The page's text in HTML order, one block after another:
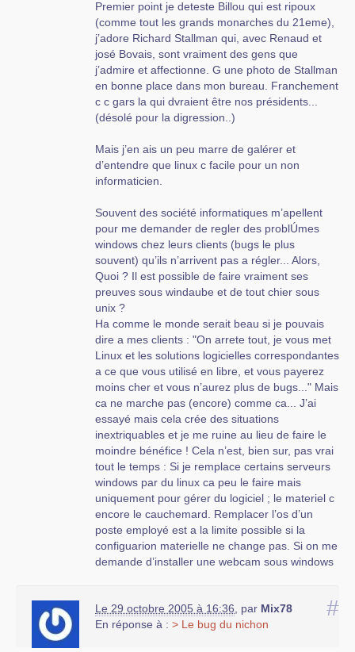
Premier point je deteste Billou qui est ripoux
(comme tout les grands monarches du 21eme),
j’adore Richard Stallman qui, avec Renaud et
josé Bovais, sont vraiment des gens que
j’admire et affectionne. G une photo de Stallman
en bonne place dans mon bureau. Franchement
c c gars la qui dvraient être nos présidents...
(désolé pour la digression..)
Mais j’en ais un peu marre de galérer et
d’entendre que linux c facile pour un non
informaticien.
Souvent des société informatiques m’apellent
pour me demander de regler des problÚmes
windows chez leurs clients (bugs le plus
souvent) qu’ils n’arrivent pas a régler... Alors,
Quoi ? Il est possible de faire vraiment ses
preuves sous windaube et de tout chier sous
unix ?
Ha comme le monde serait beau si je pouvais
dire a mes clients : "On arrete tout, je vous met
Linux et les solutions logicielles correspondantes
a ce que vous utilisé en libre, et vous payerez
moins cher et vous n’aurez plus de bugs..." Mais
ca ne marche pas (encore) comme ca... J’ai
essayé mais cela crée des situations
inextriquables et je me ruine au lieu de faire le
moindre bénéfice ! Cela n’est, bien sur, pas vrai
tout le temps : Si je remplace certains serveurs
windows par du linux ca peu le faire mais
uniquement pour gérer du logiciel ; le materiel c
encore le cauchemard. Remplacer l’os d’un
poste employé est a la limite possible si la
configuarion materielle ne change pas. Si on me
demande d’installer une webcam sous windows
(sans manipulation trop techniques). Donc je
peux même demander au client de faire
#
Le 29 octobre 2005 à 16:36 par Mix78
En réponse à : > Le bug du nichon